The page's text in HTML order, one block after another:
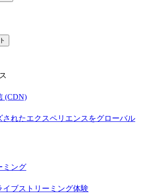
(CDN)
されたエクスペリエンスをグローバル
ミング
イブストリーミング体験